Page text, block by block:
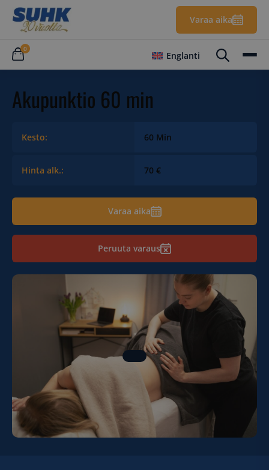
Varaa aika
0
Englanti
Akupunktio 60 min
Kesto: 60 Min
Hinta alk.: 70 €
Varaa aika
Peruuta varaus